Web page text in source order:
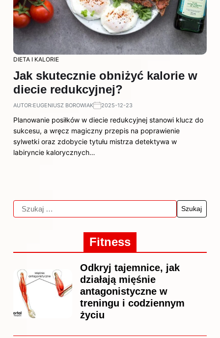
DIETA I KALORIE
Jak skutecznie obniżyć kalorie w
diecie redukcyjnej?
AUTOR:EUGENIUSZ BOROWIAK 2025-12-23
Planowanie posiłków w diecie redukcyjnej stanowi klucz do
sukcesu, a wręcz magiczny przepis na poprawienie
sylwetki oraz zdobycie tytułu mistrza detektywa w
labiryncie kalorycznych…
Fitness
Odkryj tajemnice, jak
działają mięśnie
antagonistyczne w
treningu i codziennym
życiu